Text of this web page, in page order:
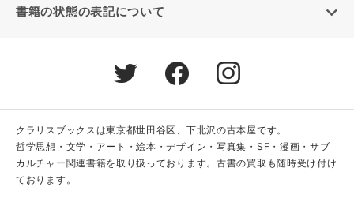
書籍の状態の表記について
クラリスブックスは東京都世田谷区、下北沢の古本屋です。
哲学思想・文学・アート・絵本・デザイン・写真集・SF・漫画・サブ
カルチャー関連書籍を取り扱っております。古書の買取も随時受け付け
ております。